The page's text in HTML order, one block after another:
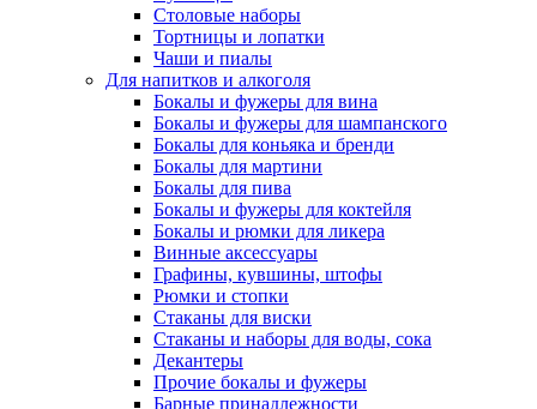
Столовые наборы
Тортницы и лопатки
Чаши и пиалы
Для напитков и алкоголя
Бокалы и фужеры для вина
Бокалы и фужеры для шампанского
Бокалы для коньяка и бренди
Бокалы для мартини
Бокалы для пива
Бокалы и фужеры для коктейля
Бокалы и рюмки для ликера
Винные аксессуары
Графины, кувшины, штофы
Рюмки и стопки
Стаканы для виски
Стаканы и наборы для воды, сока
Декантеры
Прочие бокалы и фужеры
Барные принадлежности